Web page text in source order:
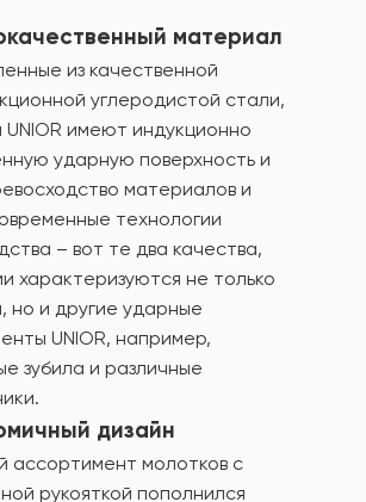
материал
из качественной
углеродистой стали,
UNIOR имеют индукционно
ударную поверхность и
материалов и
технологии
– вот те два качества,
характеризуются не только
но и другие ударные
UNIOR, например,
зубила и различные
дизайн
ассортимент молотков с
рукояткой пополнился